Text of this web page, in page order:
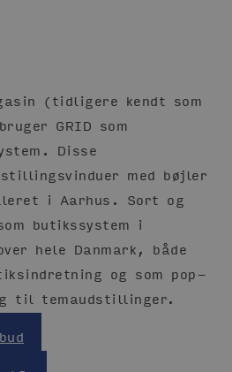
(tidligere kendt som
GRID som
Disse
med bøjler
i Aarhus. Sort og
butikssystem i
hele Danmark, både
og som pop-
til temaudstillinger.